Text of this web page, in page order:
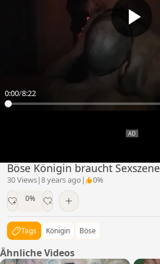
0:00/8:22
Böse Königin braucht Sexszene
30 Views|8 years ago | 0%
0%
Tags Königin Böse
Ähnliche Videos